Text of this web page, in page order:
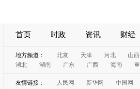
首页 时政 资讯 财经
地方频道： 北京 天津 河北
山西
湖北
湖南 广东 广西 海南
友情链接： 人民网 新华网
中国网